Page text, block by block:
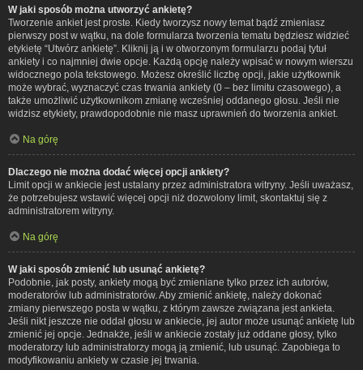
W jaki sposób można utworzyć ankietę?
Tworzenie ankiet jest proste. Kiedy tworzysz nowy temat bądź zmieniasz
pierwszy post w wątku, na dole formularza tworzenia tematu będziesz widzieć
etykietę “Utwórz ankietę”. Kliknij ją i w otworzonym formularzu podaj tytuł
ankiety i co najmniej dwie opcje. Każdą opcję należy wpisać w nowym wierszu
widocznego pola tekstowego. Możesz określić liczbę opcji, jakie użytkownik
może wybrać, wyznaczyć czas trwania ankiety (0 – bez limitu czasowego), a
także umożliwić użytkownikom zmianę wcześniej oddanego głosu. Jeśli nie
widzisz etykiety, prawdopodobnie nie masz uprawnień do tworzenia ankiet.
Na górę
Dlaczego nie można dodać więcej opcji ankiety?
Limit opcji w ankiecie jest ustalany przez administratora witryny. Jeśli uważasz,
że potrzebujesz wstawić więcej opcji niż dozwolony limit, skontaktuj się z
administratorem witryny.
Na górę
W jaki sposób zmienić lub usunąć ankietę?
Podobnie, jak posty, ankiety mogą być zmieniane tylko przez ich autorów,
moderatorów lub administratorów. Aby zmienić ankietę, należy dokonać
zmiany pierwszego posta w wątku, z którym zawsze związana jest ankieta.
Jeśli nikt jeszcze nie oddał głosu w ankiecie, jej autor może usunąć ankietę lub
zmienić jej opcje. Jednakże, jeśli w ankiecie zostały już oddane głosy, tylko
moderatorzy lub administratorzy mogą ją zmienić, lub usunąć. Zapobiega to
modyfikowaniu ankiety w czasie jej trwania.